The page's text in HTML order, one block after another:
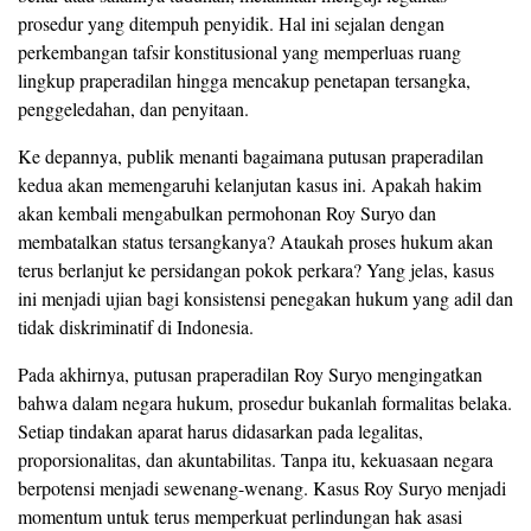
prosedur yang ditempuh penyidik. Hal ini sejalan dengan
perkembangan tafsir konstitusional yang memperluas ruang
lingkup praperadilan hingga mencakup penetapan tersangka,
penggeledahan, dan penyitaan.
Ke depannya, publik menanti bagaimana putusan praperadilan
kedua akan memengaruhi kelanjutan kasus ini. Apakah hakim
akan kembali mengabulkan permohonan Roy Suryo dan
membatalkan status tersangkanya? Ataukah proses hukum akan
terus berlanjut ke persidangan pokok perkara? Yang jelas, kasus
ini menjadi ujian bagi konsistensi penegakan hukum yang adil dan
tidak diskriminatif di Indonesia.
Pada akhirnya, putusan praperadilan Roy Suryo mengingatkan
bahwa dalam negara hukum, prosedur bukanlah formalitas belaka.
Setiap tindakan aparat harus didasarkan pada legalitas,
proporsionalitas, dan akuntabilitas. Tanpa itu, kekuasaan negara
berpotensi menjadi sewenang-wenang. Kasus Roy Suryo menjadi
momentum untuk terus memperkuat perlindungan hak asasi